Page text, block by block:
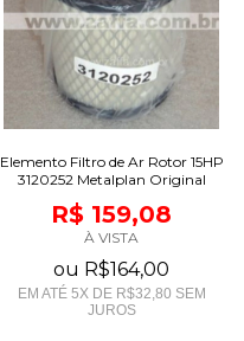
Elemento Filtro de Ar Rotor 15HP
3120252 Metalplan Original
R$ 159,08
À VISTA
ou R$164,00
EM ATÉ 5X DE R$32,80 SEM
JUROS